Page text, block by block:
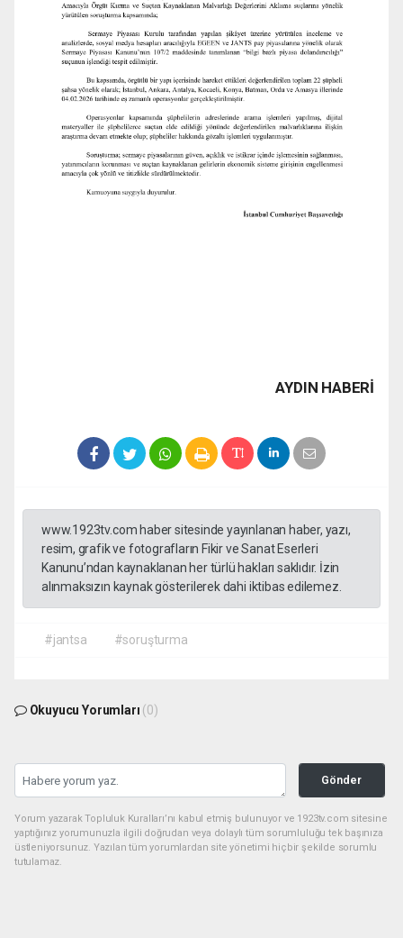
AYDIN HABERİ
www.1923tv.com haber sitesinde yayınlanan haber, yazı,
resim, grafik ve fotografların Fikir ve Sanat Eserleri
Kanunu’ndan kaynaklanan her türlü hakları saklıdır. İzin
alınmaksızın kaynak gösterilerek dahi iktibas edilemez.
#jantsa #soruşturma
Okuyucu Yorumları (0)
Gönder
Yorum yazarak Topluluk Kuralları’nı kabul etmiş bulunuyor ve 1923tv.com sitesine
yaptığınız yorumunuzla ilgili doğrudan veya dolaylı tüm sorumluluğu tek başınıza
üstleniyorsunuz. Yazılan tüm yorumlardan site yönetimi hiçbir şekilde sorumlu
tutulamaz.